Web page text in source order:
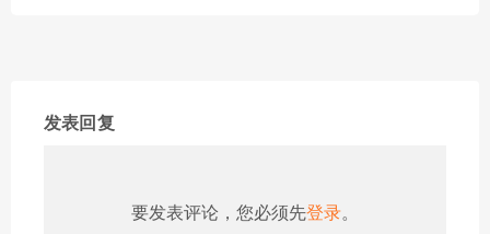
发表回复
要发表评论，您必须先登录。